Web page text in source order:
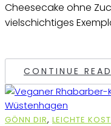
Cheesecake ohne
vielschichtiges
CONTINUE
GÖNN DIR, LEICHTE KOST